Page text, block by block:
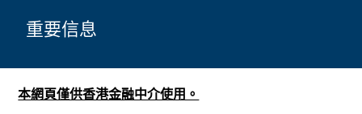
重要信息
本網頁僅供香港金融中介使用。